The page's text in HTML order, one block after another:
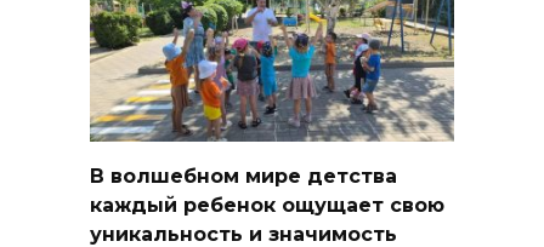
В волшебном мире детства
каждый ребенок ощущает свою
уникальность и значимость